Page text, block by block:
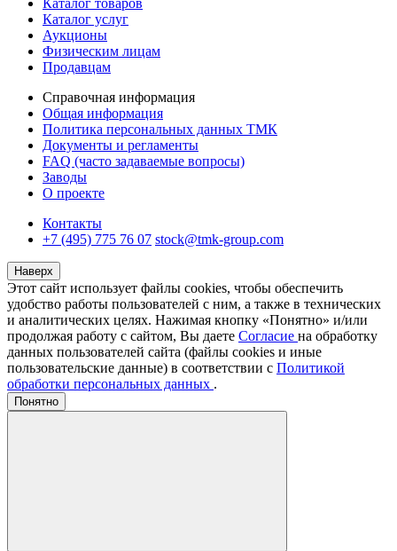
Каталог товаров
Каталог услуг
Аукционы
Физическим лицам
Продавцам
Справочная информация
Общая информация
Политика персональных данных ТМК
Документы и регламенты
FAQ (часто задаваемые вопросы)
Заводы
О проекте
Контакты
+7 (495) 775 76 07 stock@tmk-group.com
Наверх
Этот сайт использует файлы cookies, чтобы обеспечить
удобство работы пользователей с ним, а также в технических
и аналитических целях. Нажимая кнопку «Понятно» и/или
продолжая работу с сайтом, Вы даете Согласие на обработку
данных пользователей сайта (файлы cookies и иные
пользовательские данные) в соответствии с Политикой
обработки персональных данных .
Понятно